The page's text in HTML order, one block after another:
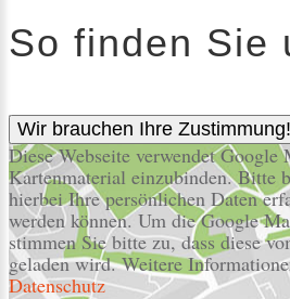
So finden Sie
Wir brauchen Ihre Zustimmung!
Diese Webseite verwendet Google
Kartenmaterial einzubinden. Bitte
hierbei Ihre persönlichen Daten
werden können. Um die Google
stimmen Sie bitte zu, dass diese
geladen wird. Weitere
Datenschutz